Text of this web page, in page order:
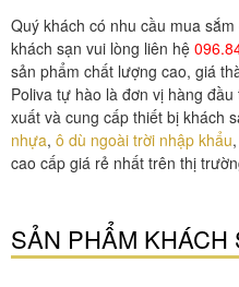
Quý khách có nhu cầu mua
khách sạn vui lòng liên hệ
sản phẩm chất lượng cao, giá
Poliva tự hào là đơn vị hàng
xuất và cung cấp thiết bị khách
nhựa, ô dù ngoài trời nhập khẩu,
cao cấp giá rẻ nhất trên thị
SẢN PHẨM KHÁCH